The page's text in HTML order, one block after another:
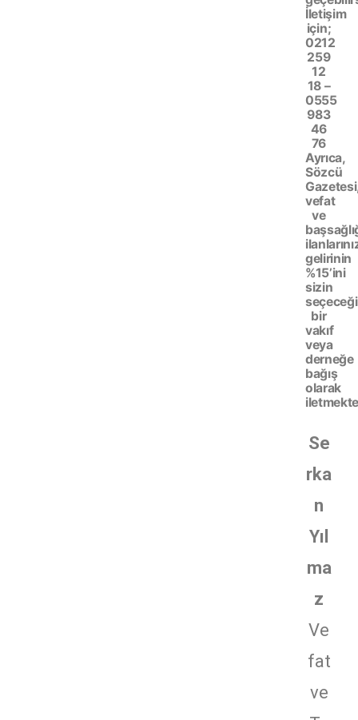
İletişim
için;
0212
259
12
18 –
0555
983
46
76
Ayrıca,
Sözcü
vefat
ve
gelirinin
%15’ini
sizin
bir
vakıf
veya
derneğe
bağış
olarak
Se
rka
n
Yıl
ma
z
Ve
fat
ve